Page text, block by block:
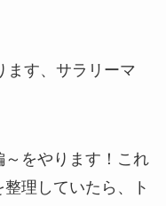
ます、サラリーマ
をやります！これ
理していたら、ト